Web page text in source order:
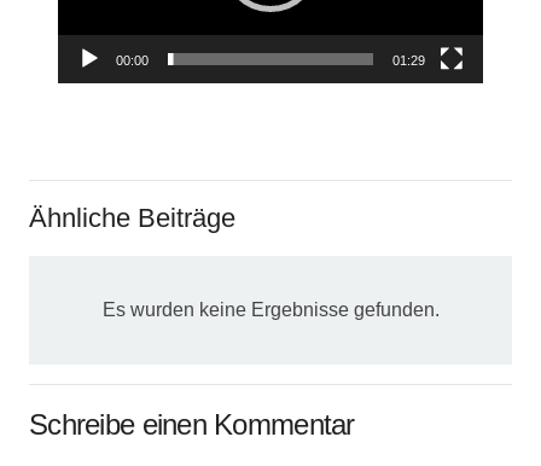
00:00 01:29
Ähnliche Beiträge
Es wurden keine Ergebnisse gefunden.
Schreibe einen Kommentar